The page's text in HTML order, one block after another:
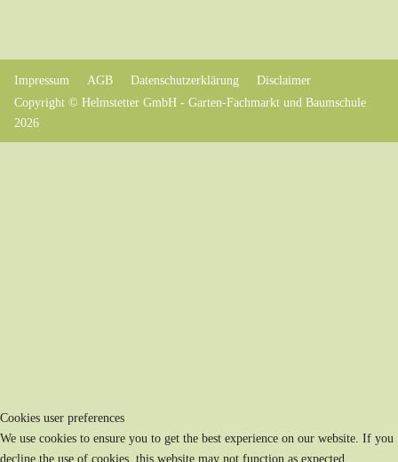
Impressum AGB Datenschutzerklärung
Disclaimer
Copyright © Helmstetter GmbH - Garten-Fachmarkt und Baumschule
2026
Cookies user preferences
We use cookies to ensure you to get the best experience on our website. If you
decline the use of cookies, this website may not function as expected.